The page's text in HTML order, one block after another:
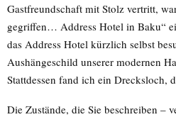
Gastfreundschaft mit Stolz vertritt,
gegriffen… Address Hotel in Baku“
das Address Hotel kürzlich selbst
Aushängeschild unserer modernen
Stattdessen fand ich ein Drecksloch,
Die Zustände, die Sie beschreiben –